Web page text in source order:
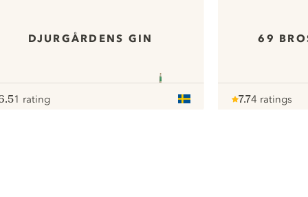
DJURGÅRDENS GIN
1 rating
69
7.74 ratings